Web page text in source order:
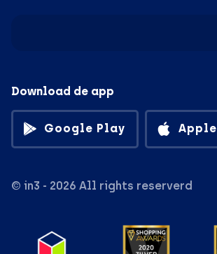
Download de app
Google Play Apple
© in3 - 2026 All rights reserverd